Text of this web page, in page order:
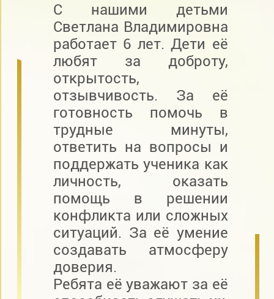
С нашими детьми
Светлана Владимировна
работает 6 лет. Дети её
любят за доброту,
открытость,
отзывчивость. За её
готовность помочь в
трудные минуты,
ответить на вопросы и
поддержать ученика как
личность, оказать
помощь в решении
конфликта или сложных
ситуаций. За её умение
создавать атмосферу
доверия.
Ребята её уважают за её